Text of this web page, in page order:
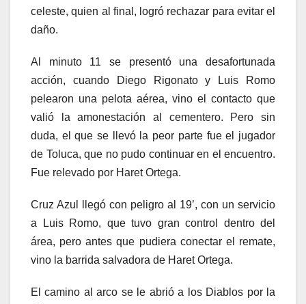
celeste, quien al final, logró rechazar para evitar el
daño.
Al minuto 11 se presentó una desafortunada
acción, cuando Diego Rigonato y Luis Romo
pelearon una pelota aérea, vino el contacto que
valió la amonestación al cementero. Pero sin
duda, el que se llevó la peor parte fue el jugador
de Toluca, que no pudo continuar en el encuentro.
Fue relevado por Haret Ortega.
Cruz Azul llegó con peligro al 19’, con un servicio
a Luis Romo, que tuvo gran control dentro del
área, pero antes que pudiera conectar el remate,
vino la barrida salvadora de Haret Ortega.
El camino al arco se le abrió a los Diablos por la